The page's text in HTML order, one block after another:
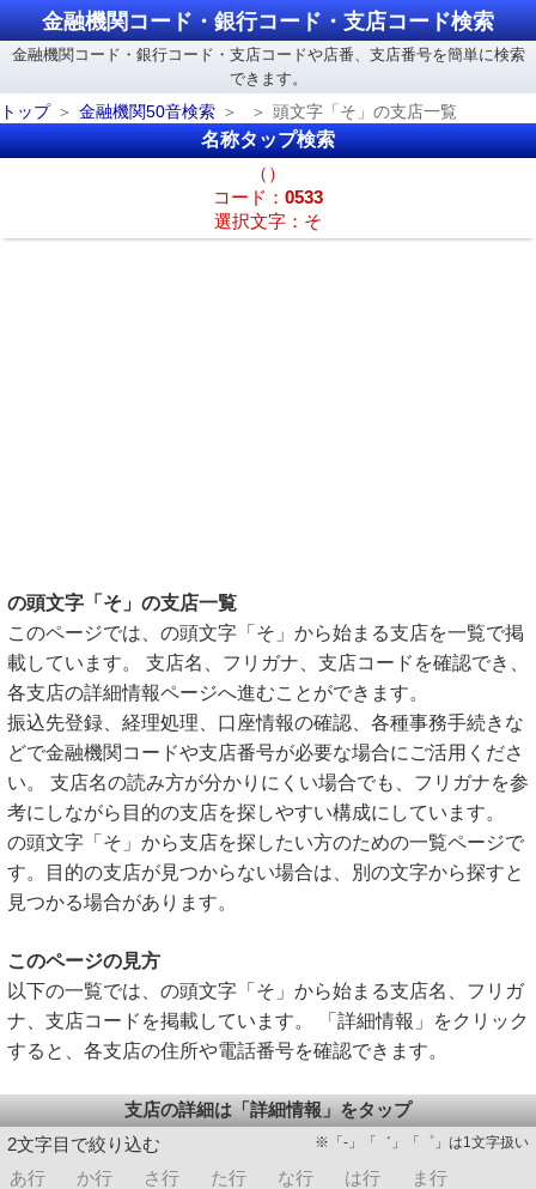
金融機関コード・銀行コード・支店コード検索
金融機関コード・銀行コード・支店コードや店番、支店番号を簡単に検索
できます。
トップ
金融機関50音検索 頭文字「そ」の支店一覧
名称タップ検索
（）
コード： 0533
選択文字：そ
の頭文字「そ」の支店一覧
このページでは、の頭文字「そ」から始まる支店を一覧で掲
載しています。 支店名、フリガナ、支店コードを確認でき、
各支店の詳細情報ページへ進むことができます。
振込先登録、経理処理、口座情報の確認、各種事務手続きな
どで金融機関コードや支店番号が必要な場合にご活用くださ
い。 支店名の読み方が分かりにくい場合でも、フリガナを参
考にしながら目的の支店を探しやすい構成にしています。
の頭文字「そ」から支店を探したい方のための一覧ページで
す。目的の支店が見つからない場合は、別の文字から探すと
見つかる場合があります。
このページの見方
以下の一覧では、の頭文字「そ」から始まる支店名、フリガ
ナ、支店コードを掲載しています。 「詳細情報」をクリック
すると、各支店の住所や電話番号を確認できます。
支店の詳細は「詳細情報」をタップ
2文字目で絞り込む
※「-」「゛」「゜」は1文字扱い
あ行 か行 さ行 た行 な行 は行
ま行